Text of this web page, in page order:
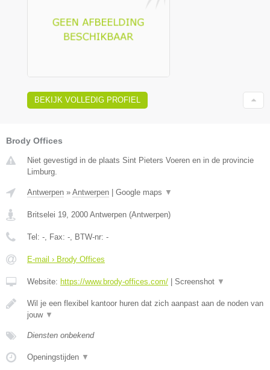
BEKIJK VOLLEDIG PROFIEL
Brody Offices
Niet gevestigd in de plaats Sint Pieters Voeren en in de provincie
Limburg.
Antwerpen » Antwerpen | Google maps ▼
Britselei 19 2000 Antwerpen (Antwerpen)
Tel: - , Fax: - , BTW-nr: -
E-mail › Brody Offices
Website: https://www.brody-offices.com/ | Screenshot ▼
Wil je een flexibel kantoor huren dat zich aanpast aan de noden van
jouw ▼
Diensten onbekend
Openingstijden ▼